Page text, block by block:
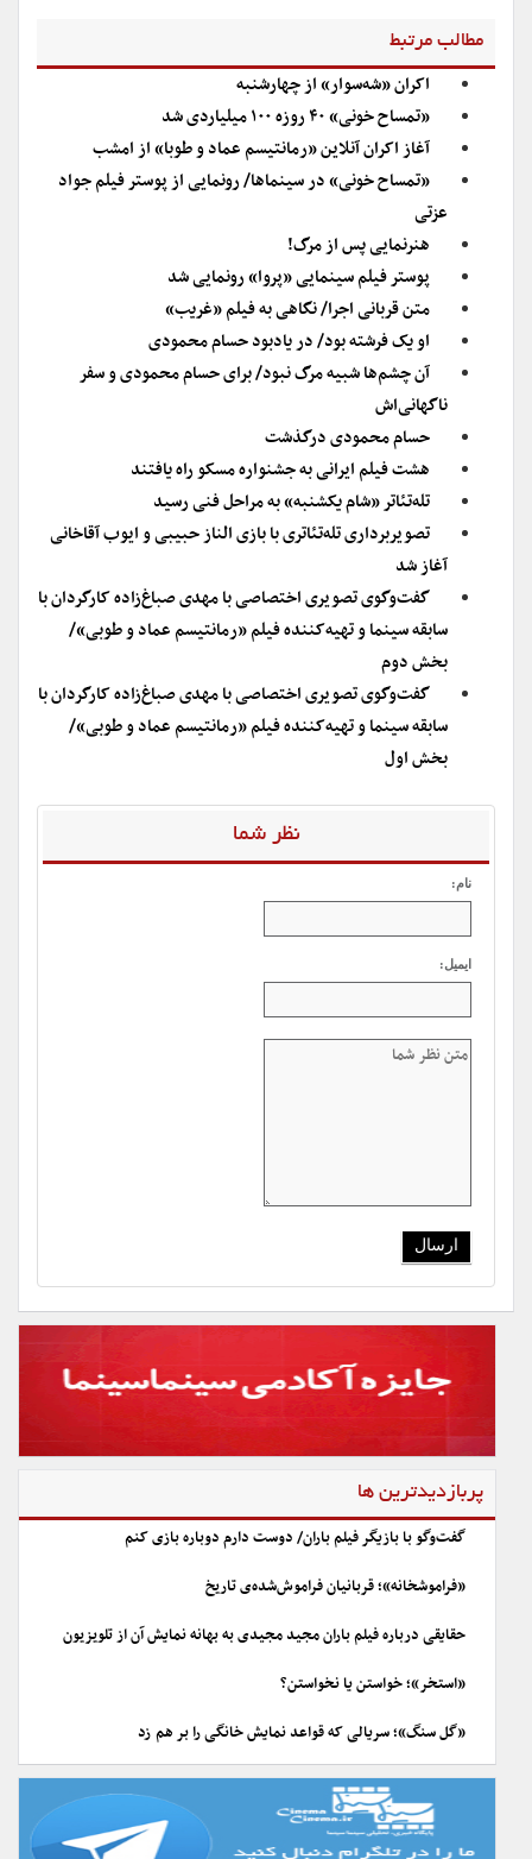
مطالب مرتبط
اکران «شه‌سوار» از چهارشنبه
«تمساح خونی» ۴۰ روزه ۱۰۰ میلیاردی شد
آغاز اکران آنلاین «رمانتیسم عماد و طوبا» از امشب
«تمساح خونی» در سینماها/ رونمایی از پوستر فیلم جواد
عزتی
هنرنمایی پس از مرگ!
پوستر فیلم سینمایی «پروا» رونمایی شد
متن قربانی اجرا/ نگاهی به فیلم «غریب»
او یک فرشته بود/ در یادبود حسام محمودی
آن چشم‌ها شبیه مرگ نبود/ برای حسام محمودی و سفر
ناگهانی‌اش
حسام محمودی درگذشت
هشت فیلم ایرانی به جشنواره مسکو راه یافتند
تله‌تئاتر «شام یکشنبه» به مراحل فنی رسید
تصویربرداری تله‌تئاتری با بازی الناز حبیبی و ایوب آقاخانی
آغاز شد
گفت‌وگوی تصویری اختصاصی با مهدی صباغ‌زاده کارگردان با
سابقه سینما و تهیه‌کننده فیلم «رمانتیسم عماد و طوبی»/
بخش دوم
گفت‌وگوی تصویری اختصاصی با مهدی صباغ‌زاده کارگردان با
سابقه سینما و تهیه‌کننده فیلم «رمانتیسم عماد و طوبی»/
بخش اول
نظر شما
نام:
ایمیل:
پربازدیدترین ها
گفت‌وگو با بازیگر فیلم باران/ دوست دارم دوباره بازی کنم
«فراموشخانه»؛ قربانیان فراموش‌شده‌ی تاریخ
حقایقی درباره فیلم باران مجید مجیدی به بهانه نمایش آن از تلویزیون
«استخر»؛ خواستن یا نخواستن؟
«گل سنگ»؛ سریالی که قواعد نمایش خانگی را بر هم زد